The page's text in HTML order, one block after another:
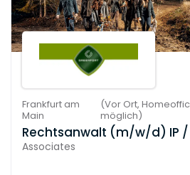
Frankfurt am
Main
(Vor Ort,
möglich)
Rechtsanwalt (m/w/d) IP /
Associates